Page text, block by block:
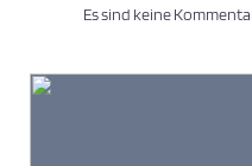
Es sind keine